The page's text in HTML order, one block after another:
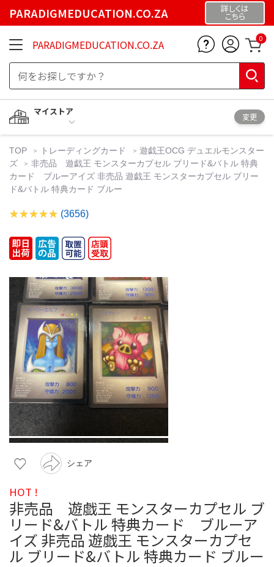
PARADIGMEDUCATION.CO.ZA 詳しくは
こちら
PARADIGMEDUCATION.CO.ZA 0
マイストア
変更
TOP トレーディングカード
遊戯王OCG デュエルモンスター
ズ
非売品 遊戯王 モンスターカプセル ブリード&バトル 特典
カード ブルーアイズ 非売品 遊戯王 モンスターカプセル ブリー
ド&バトル 特典カード ブルー
(3656)
シェア
HOT !
非売品 遊戯王 モンスターカプセル ブ
リード&バトル 特典カード ブルーア
イズ 非売品 遊戯王 モンスターカプセ
ル ブリード&バトル 特典カード ブルー